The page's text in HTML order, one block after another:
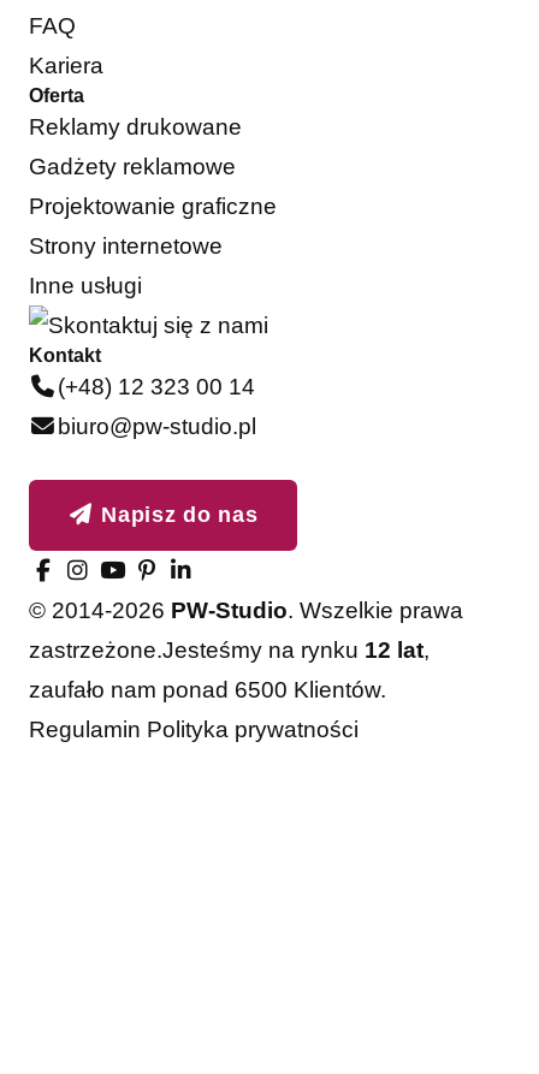
FAQ
Kariera
Oferta
Reklamy drukowane
Gadżety reklamowe
Projektowanie graficzne
Strony internetowe
Inne usługi
Kontakt
(+48) 12 323 00 14
biuro@pw-studio.pl
Napisz do nas
© 2014-2026 PW-Studio. Wszelkie prawa
zastrzeżone.Jesteśmy na rynku 12 lat,
zaufało nam ponad 6500 Klientów.
Regulamin Polityka prywatności